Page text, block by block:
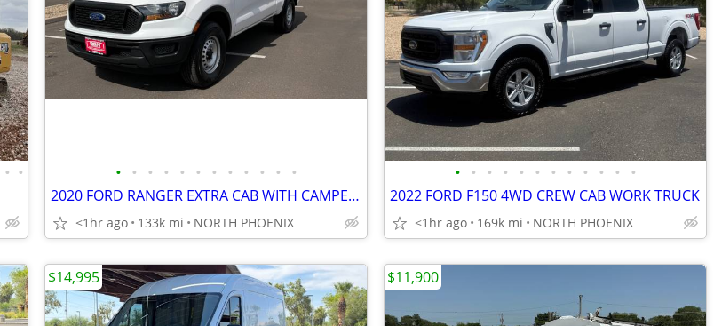
• • • • • • • • • • • • • •
2020 FORD RANGER EXTRA CAB WITH CAMPER SHELL WORK TRUCK
<1hr ago 133k mi NORTH PHOENIX
• • • • • • • • • • • •
2022 FORD F150 4WD CREW CAB WORK TRUCK
<1hr ago 169k mi NORTH PHOENIX
$14,995 $11,900